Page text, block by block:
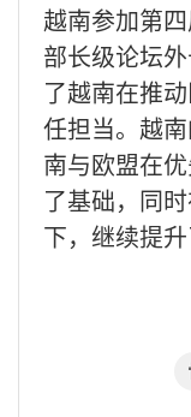
越南参加第
部长级论坛
了越南在推
任担当。越
南与欧盟在
了基础，同
下，继续提